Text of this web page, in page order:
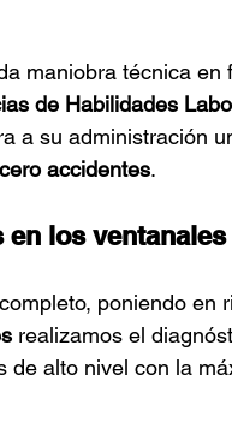
maniobra técnica en
de Habilidades
a su administración
cero accidentes.
los
poniendo en
realizamos el
alto nivel con la